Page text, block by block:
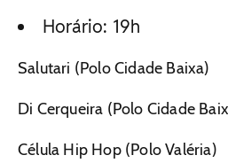
Horário: 19h
Salutari (Polo Cidade Baixa)
Di Cerqueira (Polo Cidade
Célula Hip Hop (Polo Valéria)